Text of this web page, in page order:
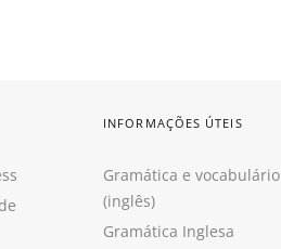
INFORMAÇÕES ÚTEIS
Gramática e vocabulário
(inglês)
Gramática Inglesa